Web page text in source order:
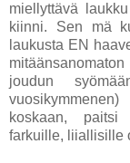
miellyttävä
kiinni. Sen mä
laukusta EN
joudun
vuosikymmenen)
koskaan, paitsi
farkuille, liiallisille